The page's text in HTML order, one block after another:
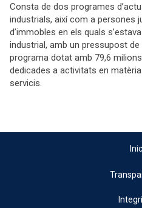
Consta de dos programes
industrials, així com a persones
d’immobles en els quals
industrial, amb un pressupost de
programa dotat amb 79,6
dedicades a activitats en
servicis.